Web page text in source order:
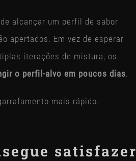
alcançar um perfil de sabor
apertados. Em vez de esperar
iterações de mistura, os
o perfil-alvo em poucos dias.
mais rápido.
satisfazer